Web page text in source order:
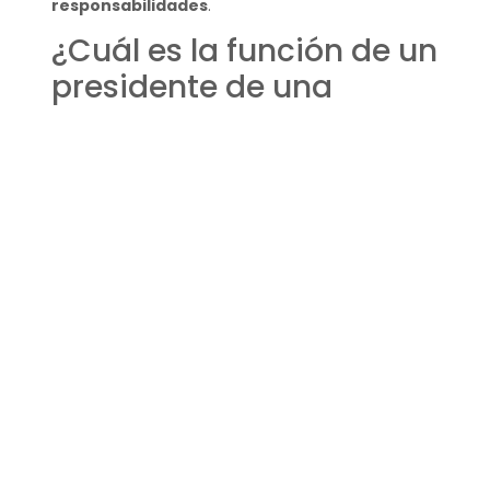
responsabilidades.
¿Cuál es la función de un
presidente de una